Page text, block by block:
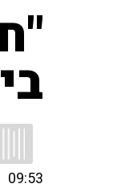
09:53